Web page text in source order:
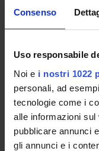
Consenso
Uso responsabile
Noi e i nostri 1022
personali, ad
tecnologie come i
alle informazioni
pubblicare annunci
gli annunci e i
ORGANISATION
DEPARTMENT
STUDENT
DEPARTMENT